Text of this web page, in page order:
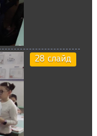
28 слайд